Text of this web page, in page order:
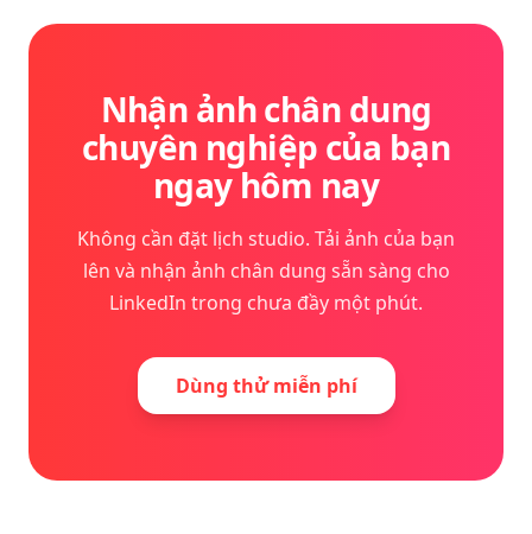
Nhận ảnh chân dung
chuyên nghiệp của bạn
ngay hôm nay
Không cần đặt lịch studio. Tải ảnh của bạn
lên và nhận ảnh chân dung sẵn sàng cho
LinkedIn trong chưa đầy một phút.
Dùng thử miễn phí